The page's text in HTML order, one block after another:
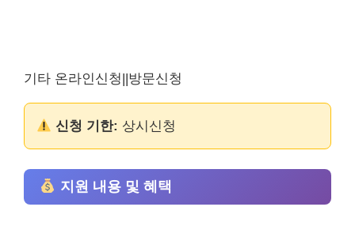
기타 온라인신청||방문신청
신청 기한: 상시신청
지원 내용 및 혜택